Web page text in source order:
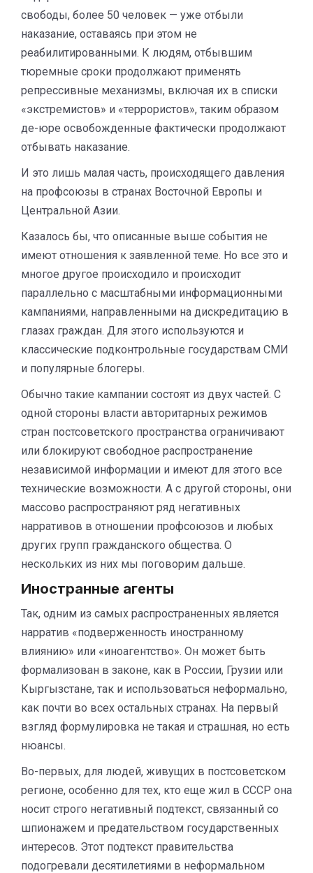
свободы, более 50 человек — уже отбыли
наказание, оставаясь при этом не
реабилитированными. К людям, отбывшим
тюремные сроки продолжают применять
репрессивные механизмы, включая их в списки
«экстремистов» и «террористов», таким образом
де-юре освобожденные фактически продолжают
отбывать наказание.
И это лишь малая часть, происходящего давления
на профсоюзы в странах Восточной Европы и
Центральной Азии.
Казалось бы, что описанные выше события не
имеют отношения к заявленной теме. Но все это и
многое другое происходило и происходит
параллельно с масштабными информационными
кампаниями, направленными на дискредитацию в
глазах граждан. Для этого используются и
классические подконтрольные государствам СМИ
и популярные блогеры.
Обычно такие кампании состоят из двух частей. С
одной стороны власти авторитарных режимов
стран постсоветского пространства ограничивают
или блокируют свободное распространение
независимой информации и имеют для этого все
технические возможности. А с другой стороны, они
массово распространяют ряд негативных
нарративов в отношении профсоюзов и любых
других групп гражданского общества. О
нескольких из них мы поговорим дальше.
Иностранные агенты
Так, одним из самых распространенных является
нарратив «подверженность иностранному
влиянию» или «иноагентство». Он может быть
формализован в законе, как в России, Грузии или
Кыргызстане, так и использоваться неформально,
как почти во всех остальных странах. На первый
взгляд формулировка не такая и страшная, но есть
нюансы.
Во-первых, для людей, живущих в постсоветском
регионе, особенно для тех, кто еще жил в СССР она
носит строго негативный подтекст, связанный со
шпионажем и предательством государственных
интересов. Этот подтекст правительства
подогревали десятилетиями в неформальном